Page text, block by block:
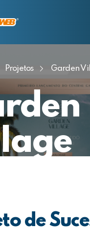
Projetos Garden
de